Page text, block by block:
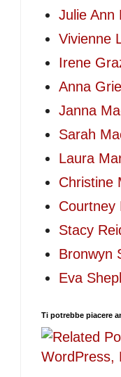
Julie Ann
Vivienne
Irene
Anna
Janna
Sarah
Laura
Christine
Courtney
Stacy
Bronwyn
Eva
Ti potrebbe piacere